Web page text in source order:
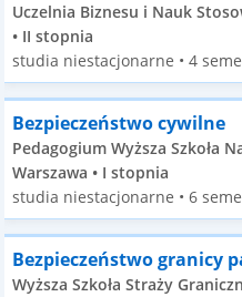
Uczelnia Biznesu i Nauk
• II stopnia
studia niestacjonarne • 4
Bezpieczeństwo cywilne
Pedagogium Wyższa Szkoła
Warszawa • I stopnia
studia niestacjonarne • 6
Bezpieczeństwo granicy
Wyższa Szkoła Straży